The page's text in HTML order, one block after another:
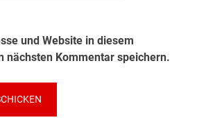
und Website in diesem
nächsten Kommentar speichern.